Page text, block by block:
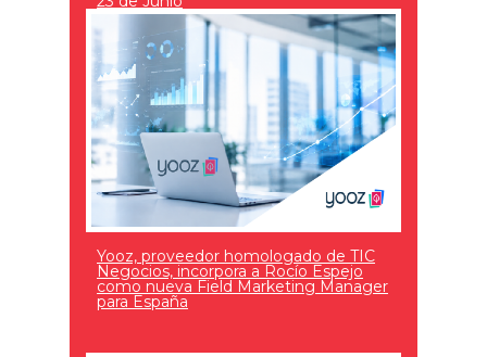
Yooz, proveedor homologado de TIC
Negocios, incorpora a Rocío Espejo
como nueva Field Marketing Manager
para España